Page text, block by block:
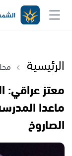
الرئيسية
معتز عراقي:
ماعدا
الصاروخ